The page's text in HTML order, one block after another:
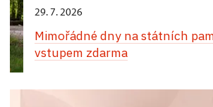
29. 7. 2026
Mimořádné dny na státních
vstupem zdarma